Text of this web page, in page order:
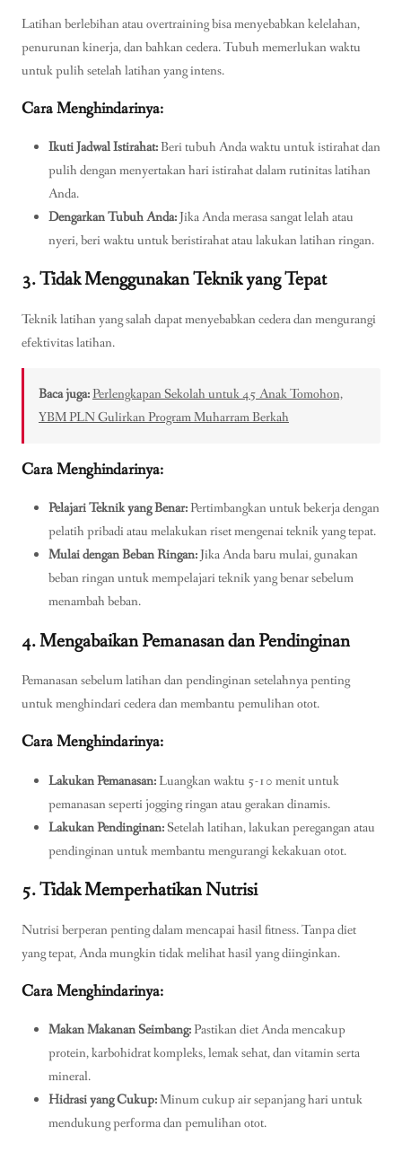
Latihan berlebihan atau overtraining bisa menyebabkan kelelahan,
penurunan kinerja, dan bahkan cedera. Tubuh memerlukan waktu
untuk pulih setelah latihan yang intens.
Cara Menghindarinya:
Ikuti Jadwal Istirahat:Beri tubuh Anda waktu untuk istirahat dan
pulih dengan menyertakan hari istirahat dalam rutinitas latihan
Anda.
Dengarkan Tubuh Anda:Jika Anda merasa sangat lelah atau
nyeri, beri waktu untuk beristirahat atau lakukan latihan ringan.
3. Tidak Menggunakan Teknik yang Tepat
Teknik latihan yang salah dapat menyebabkan cedera dan mengurangi
efektivitas latihan.
Baca juga:Perlengkapan Sekolah untuk 45 Anak Tomohon,
YBM PLN Gulirkan Program Muharram Berkah
Cara Menghindarinya:
Pelajari Teknik yang Benar:Pertimbangkan untuk bekerja dengan
pelatih pribadi atau melakukan riset mengenai teknik yang tepat.
Mulai dengan Beban Ringan:Jika Anda baru mulai, gunakan
beban ringan untuk mempelajari teknik yang benar sebelum
menambah beban.
4. Mengabaikan Pemanasan dan Pendinginan
Pemanasan sebelum latihan dan pendinginan setelahnya penting
untuk menghindari cedera dan membantu pemulihan otot.
Cara Menghindarinya:
Lakukan Pemanasan:Luangkan waktu 5-10 menit untuk
pemanasan seperti jogging ringan atau gerakan dinamis.
Lakukan Pendinginan:Setelah latihan, lakukan peregangan atau
pendinginan untuk membantu mengurangi kekakuan otot.
5. Tidak Memperhatikan Nutrisi
Nutrisi berperan penting dalam mencapai hasil fitness. Tanpa diet
yang tepat, Anda mungkin tidak melihat hasil yang diinginkan.
Cara Menghindarinya:
Makan Makanan Seimbang:Pastikan diet Anda mencakup
protein, karbohidrat kompleks, lemak sehat, dan vitamin serta
mineral.
Hidrasi yang Cukup:Minum cukup air sepanjang hari untuk
mendukung performa dan pemulihan otot.